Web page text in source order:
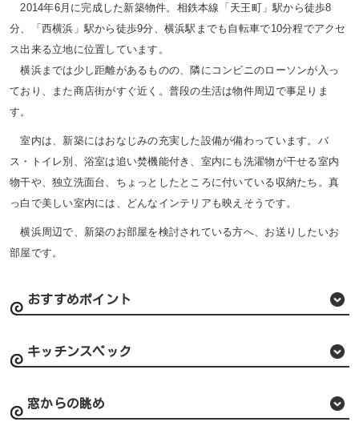
2014年6月に完成した新築物件。相鉄本線「天王町」駅から徒歩8
分、「西横浜」駅から徒歩9分、横浜駅までも自転車で10分程でアクセ
ス出来る立地に位置しています。
横浜までは少し距離があるものの、隣にコンビニのローソンが入っ
ており、また商店街がすぐ近く。普段の生活は物件周辺で事足りま
す。
室内は、新築にはおなじみの充実した設備が備わっています。バ
ス・トイレ別、浴室は追い焚機能付き、室内にも洗濯物が干せる室内
物干や、独立洗面台、ちょっとしたところに付いている収納たち。真
っ白で美しい室内には、どんなインテリアも映えそうです。
横浜周辺で、新築のお部屋を検討されている方へ、お送りしたいお
部屋です。
おすすめポイント
キッチンスペック
窓からの眺め